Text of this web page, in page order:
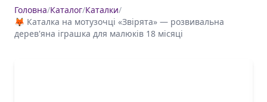
Головна/Каталог/Каталки/
🦊 Каталка на мотузочці «Звірята» — розвивальна
дерев'яна іграшка для малюків 18 місяці